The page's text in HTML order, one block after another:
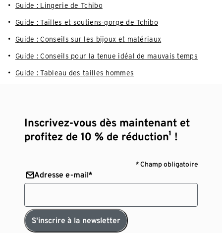
Guide : Lingerie de Tchibo
Guide : Tailles et soutiens-gorge de Tchibo
Guide : Conseils sur les bijoux et matériaux
Guide : Conseils pour la tenue idéal de mauvais temps
Guide : Tableau des tailles hommes
Inscrivez-vous dès maintenant et
profitez de 10 % de réduction¹ !
* Champ obligatoire
Adresse e-mail*
S'inscrire à la newsletter